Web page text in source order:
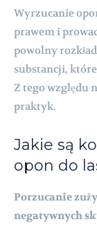
Wyrzucanie
prawem i
powolny
substancji,
Z tego względu
praktyk.
Jakie są
opon do
Porzucanie
negatywnych